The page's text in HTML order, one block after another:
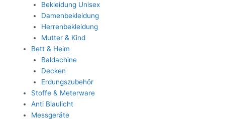
Bekleidung Unisex
Damenbekleidung
Herrenbekleidung
Mutter & Kind
Bett & Heim
Baldachine
Decken
Erdungszubehör
Stoffe & Meterware
Anti Blaulicht
Messgeräte